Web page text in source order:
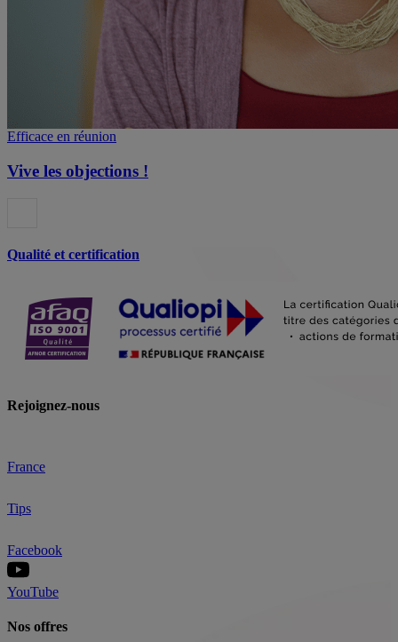
Efficace en réunion
Vive les objections !
Qualité et certification
Rejoignez-nous
France
Tips
Facebook
YouTube
Nos offres